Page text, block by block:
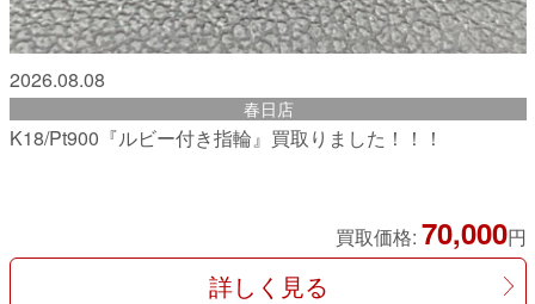
2026.08.08
春日店
K18/Pt900『ルビー付き指輪』買取りました！！！
買取価格: 70,000円
詳しく見る